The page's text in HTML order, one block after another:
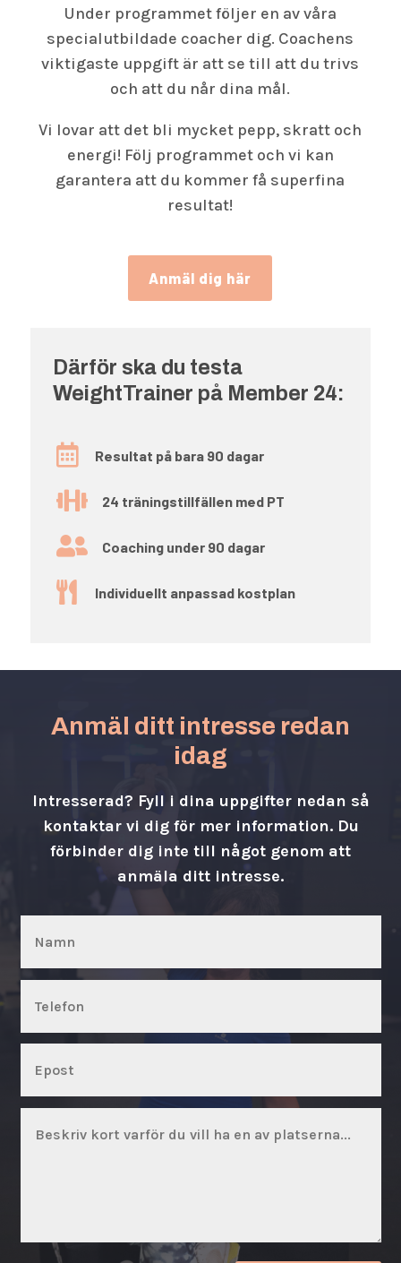
Under programmet följer en av våra
specialutbildade coacher dig. Coachens
viktigaste uppgift är att se till att du trivs
och att du når dina mål.
Vi lovar att det bli mycket pepp, skratt och
energi! Följ programmet och vi kan
garantera att du kommer få superfina
resultat!
Anmäl dig här
Därför ska du testa
WeightTrainer på Member 24:
 Resultat på bara 90 dagar
 24 träningstillfällen med PT
 Coaching under 90 dagar
 Individuellt anpassad kostplan
Anmäl ditt intresse redan
idag
Intresserad? Fyll i dina uppgifter nedan så
kontaktar vi dig för mer information. Du
förbinder dig inte till något genom att
anmäla ditt intresse.